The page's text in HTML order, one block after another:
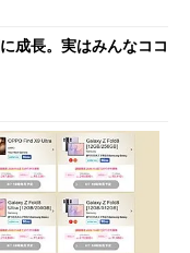
成長。実はみんなココ